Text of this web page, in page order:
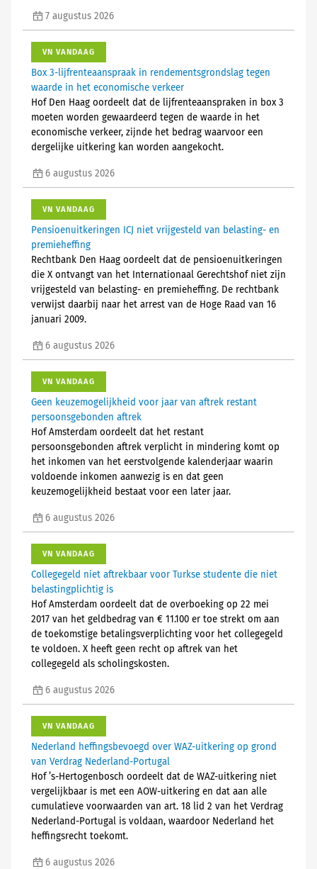
7 augustus 2026
VN VANDAAG
Box 3-lijfrenteaanspraak in rendementsgrondslag tegen
waarde in het economische verkeer
Hof Den Haag oordeelt dat de lijfrenteaanspraken in box 3
moeten worden gewaardeerd tegen de waarde in het
economische verkeer, zijnde het bedrag waarvoor een
dergelijke uitkering kan worden aangekocht.
6 augustus 2026
VN VANDAAG
Pensioenuitkeringen ICJ niet vrijgesteld van belasting- en
premieheffing
Rechtbank Den Haag oordeelt dat de pensioenuitkeringen
die X ontvangt van het Internationaal Gerechtshof niet zijn
vrijgesteld van belasting- en premieheffing. De rechtbank
verwijst daarbij naar het arrest van de Hoge Raad van 16
januari 2009.
6 augustus 2026
VN VANDAAG
Geen keuzemogelijkheid voor jaar van aftrek restant
persoonsgebonden aftrek
Hof Amsterdam oordeelt dat het restant
persoonsgebonden aftrek verplicht in mindering komt op
het inkomen van het eerstvolgende kalenderjaar waarin
voldoende inkomen aanwezig is en dat geen
keuzemogelijkheid bestaat voor een later jaar.
6 augustus 2026
VN VANDAAG
Collegegeld niet aftrekbaar voor Turkse studente die niet
belastingplichtig is
Hof Amsterdam oordeelt dat de overboeking op 22 mei
2017 van het geldbedrag van € 11.100 er toe strekt om aan
de toekomstige betalingsverplichting voor het collegegeld
te voldoen. X heeft geen recht op aftrek van het
collegegeld als scholingskosten.
6 augustus 2026
VN VANDAAG
Nederland heffingsbevoegd over WAZ-uitkering op grond
van Verdrag Nederland-Portugal
Hof ’s-Hertogenbosch oordeelt dat de WAZ-uitkering niet
vergelijkbaar is met een AOW-uitkering en dat aan alle
cumulatieve voorwaarden van art. 18 lid 2 van het Verdrag
Nederland-Portugal is voldaan, waardoor Nederland het
heffingsrecht toekomt.
6 augustus 2026